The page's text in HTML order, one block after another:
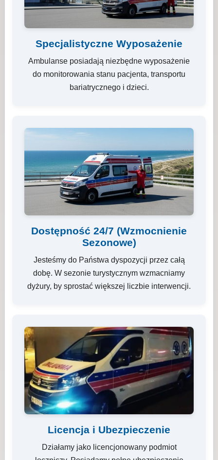
Specjalistyczne Wyposażenie
Ambulanse posiadają niezbędne wyposażenie
do monitorowania stanu pacjenta, transportu
bariatrycznego i dzieci.
Dostępność 24/7 (Wzmocnienie
Sezonowe)
Jesteśmy do Państwa dyspozycji przez całą
dobę. W sezonie turystycznym wzmacniamy
dyżury, by sprostać większej liczbie interwencji.
Licencja i Ubezpieczenie
Działamy jako licencjonowany podmiot